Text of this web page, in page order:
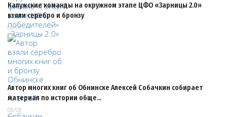
Калужские команды на окружном этапе ЦФО «Зарницы 2.0»
взяли серебро и бронзу
08/08
Автор многих книг об Обнинске Алексей Собачкин собирает
материал по истории обще…
08/08